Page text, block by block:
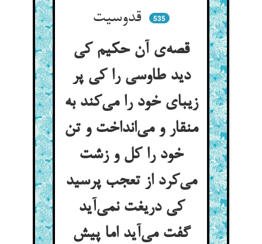
قدوسیت
535
قصه‌ی آن حکیم کی
دید طاوسی را کی پر
زیبای خود را می‌کند به
منقار و می‌انداخت و تن
خود را کل و زشت
می‌کرد از تعجب پرسید
کی دریغت نمی‌آید
گفت می‌آید اما پیش